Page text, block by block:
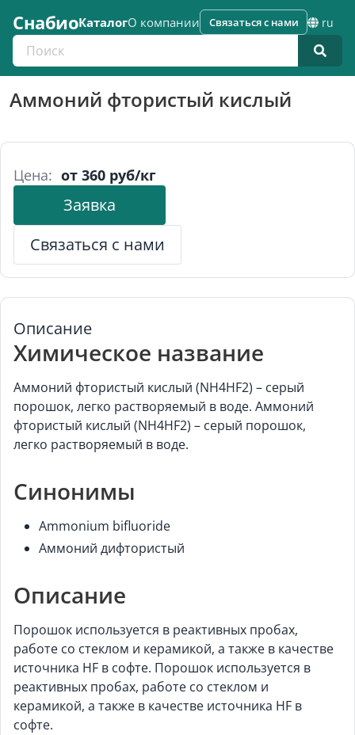
СнабиоКаталогО компании
Поиск по каталогу
Связаться с нами ru
Аммоний фтористый кислый
Цена: от 360 руб/кг
Заявка
Связаться с нами
Описание
Химическое название
Аммоний фтористый кислый (NH4HF2) – серый
порошок, легко растворяемый в воде. Аммоний
фтористый кислый (NH4HF2) – серый порошок,
легко растворяемый в воде.
Синонимы
Ammonium bifluoride
Аммоний дифтористый
Описание
Порошок используется в реактивных пробах,
работе со стеклом и керамикой, а также в качестве
источника HF в софте. Порошок используется в
реактивных пробах, работе со стеклом и
керамикой, а также в качестве источника HF в
софте.